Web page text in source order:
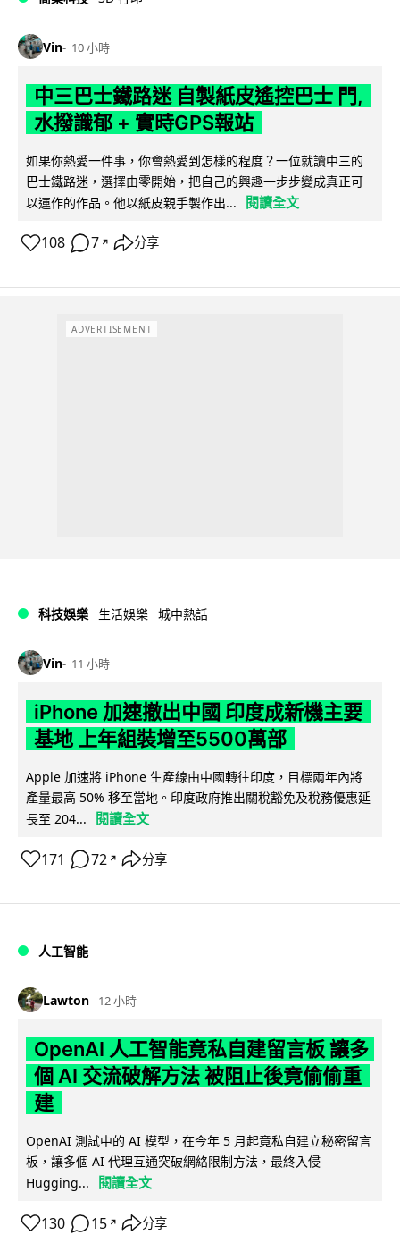
Vin 10 小時
中三巴士鐵路迷 自製紙皮遙控巴士 門,
水撥識郁 + 實時GPS報站
如果你熱愛一件事，你會熱愛到怎樣的程度？一位就讀中三的
巴士鐵路迷，選擇由零開始，把自己的興趣一步步變成真正可
以運作的作品。他以紙皮親手製作出...
閱讀全文
108 7 ↗ 分享
ADVERTISEMENT
科技娛樂 生活娛樂 城中熱話
Vin 11 小時
iPhone 加速撤出中國 印度成新機主要
基地 上年組裝增至5500萬部
Apple 加速將 iPhone 生產線由中國轉往印度，目標兩年內將
產量最高 50% 移至當地。印度政府推出關稅豁免及稅務優惠延
長至 204...
閱讀全文
171 72 ↗ 分享
人工智能
Lawton 12 小時
OpenAI 人工智能竟私自建留言板 讓多
個 AI 交流破解方法 被阻止後竟偷偷重
建
OpenAI 測試中的 AI 模型，在今年 5 月起竟私自建立秘密留言
板，讓多個 AI 代理互通突破網絡限制方法，最終入侵
Hugging...
閱讀全文
130 15 ↗ 分享